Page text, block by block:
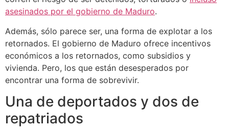
asesinados por el gobierno de Maduro.
Además, sólo parece ser, una forma de explotar a los
retornados. El gobierno de Maduro ofrece incentivos
económicos a los retornados, como subsidios y
vivienda. Pero, los que están desesperados por
encontrar una forma de sobrevivir.
Una de deportados y dos de
repatriados